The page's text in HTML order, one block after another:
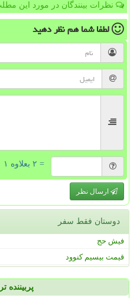
نظرات بینندگان در مورد این
لطفا شما همنظر دهید
= ۲ بعلاوه ۱
ارسال نظر
دوستان فقط سفر
فیش حج
قیمت بیسیم کنوود
پربیننده